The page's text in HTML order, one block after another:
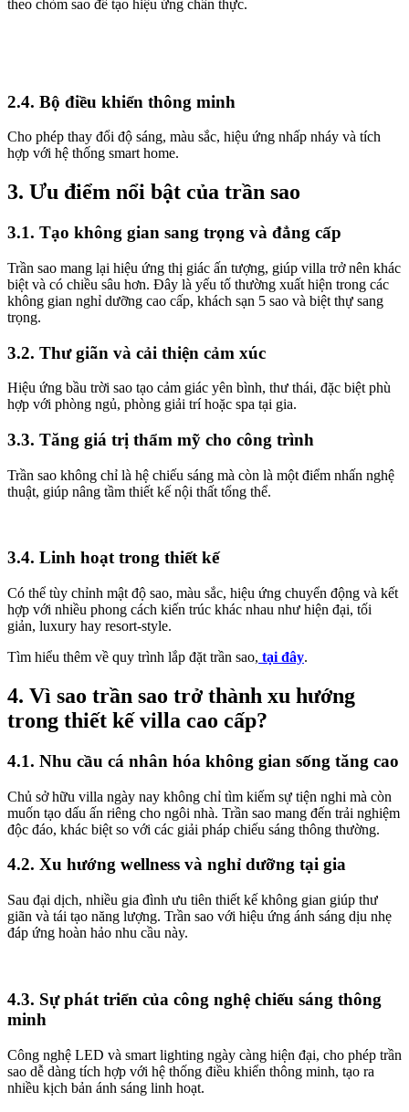
theo chòm sao để tạo hiệu ứng chân thực.
2.4. Bộ điều khiển thông minh
Cho phép thay đổi độ sáng, màu sắc, hiệu ứng nhấp nháy và tích
hợp với hệ thống smart home.
3. Ưu điểm nổi bật của trần sao
3.1. Tạo không gian sang trọng và đẳng cấp
Trần sao mang lại hiệu ứng thị giác ấn tượng, giúp villa trở nên khác
biệt và có chiều sâu hơn. Đây là yếu tố thường xuất hiện trong các
không gian nghỉ dưỡng cao cấp, khách sạn 5 sao và biệt thự sang
trọng.
3.2. Thư giãn và cải thiện cảm xúc
Hiệu ứng bầu trời sao tạo cảm giác yên bình, thư thái, đặc biệt phù
hợp với phòng ngủ, phòng giải trí hoặc spa tại gia.
3.3. Tăng giá trị thẩm mỹ cho công trình
Trần sao không chỉ là hệ chiếu sáng mà còn là một điểm nhấn nghệ
thuật, giúp nâng tầm thiết kế nội thất tổng thể.
3.4. Linh hoạt trong thiết kế
Có thể tùy chỉnh mật độ sao, màu sắc, hiệu ứng chuyển động và kết
hợp với nhiều phong cách kiến trúc khác nhau như hiện đại, tối
giản, luxury hay resort-style.
Tìm hiểu thêm về quy trình lắp đặt trần sao, tại đây.
4. Vì sao trần sao trở thành xu hướng
trong thiết kế villa cao cấp?
4.1. Nhu cầu cá nhân hóa không gian sống tăng cao
Chủ sở hữu villa ngày nay không chỉ tìm kiếm sự tiện nghi mà còn
muốn tạo dấu ấn riêng cho ngôi nhà. Trần sao mang đến trải nghiệm
độc đáo, khác biệt so với các giải pháp chiếu sáng thông thường.
4.2. Xu hướng wellness và nghỉ dưỡng tại gia
Sau đại dịch, nhiều gia đình ưu tiên thiết kế không gian giúp thư
giãn và tái tạo năng lượng. Trần sao với hiệu ứng ánh sáng dịu nhẹ
đáp ứng hoàn hảo nhu cầu này.
4.3. Sự phát triển của công nghệ chiếu sáng thông
minh
Công nghệ LED và smart lighting ngày càng hiện đại, cho phép trần
sao dễ dàng tích hợp với hệ thống điều khiển thông minh, tạo ra
nhiều kịch bản ánh sáng linh hoạt.